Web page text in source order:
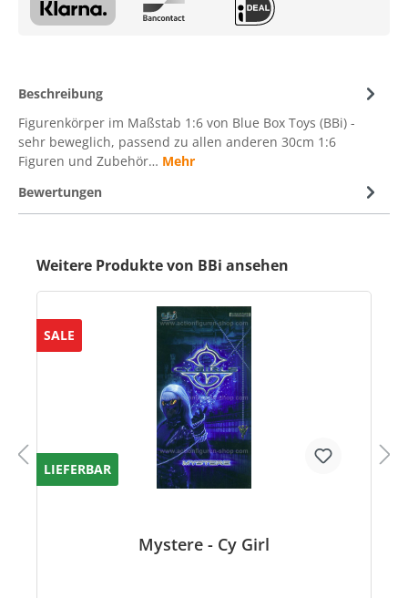
Beschreibung
Figurenkörper im Maßstab 1:6 von Blue Box Toys (BBi) -
sehr beweglich, passend zu allen anderen 30cm 1:6
Figuren und Zubehör… Mehr
Bewertungen
Weitere Produkte von BBi ansehen
SALE
LIEFERBAR
Mystere - Cy Girl